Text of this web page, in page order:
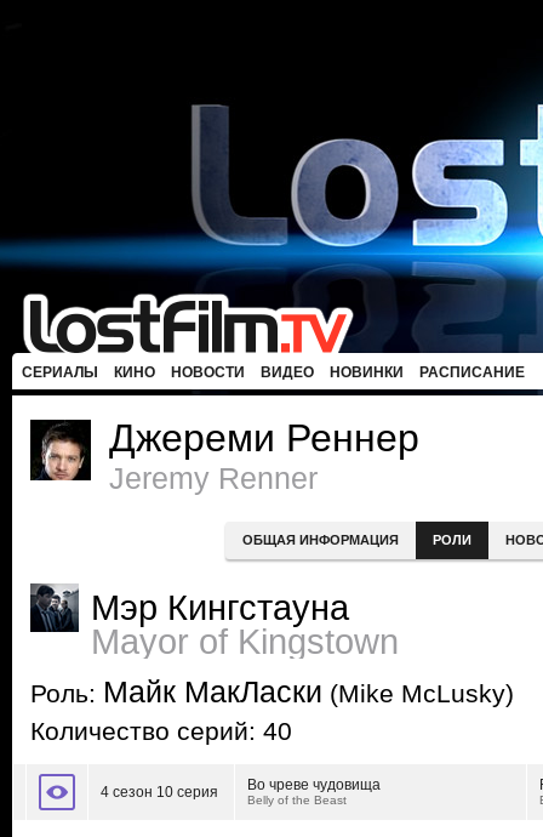
СЕРИАЛЫ КИНО НОВОСТИ ВИДЕО НОВИНКИ РАСПИСАНИЕ
Джереми Реннер
Jeremy Renner
ОБЩАЯ ИНФОРМАЦИЯ РОЛИ
Мэр Кингстауна
Mayor of Kingstown
Роль: Майк МакЛаски (Mike McLusky)
Количество серий: 40
4 сезон 10 серия Во чреве чудовища
Belly of the Beast